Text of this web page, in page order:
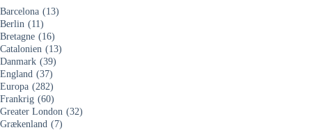
Barcelona (13)
Berlin (11)
Bretagne (16)
Catalonien (13)
Danmark (39)
England (37)
Europa (282)
Frankrig (60)
Greater London (32)
Grækenland (7)